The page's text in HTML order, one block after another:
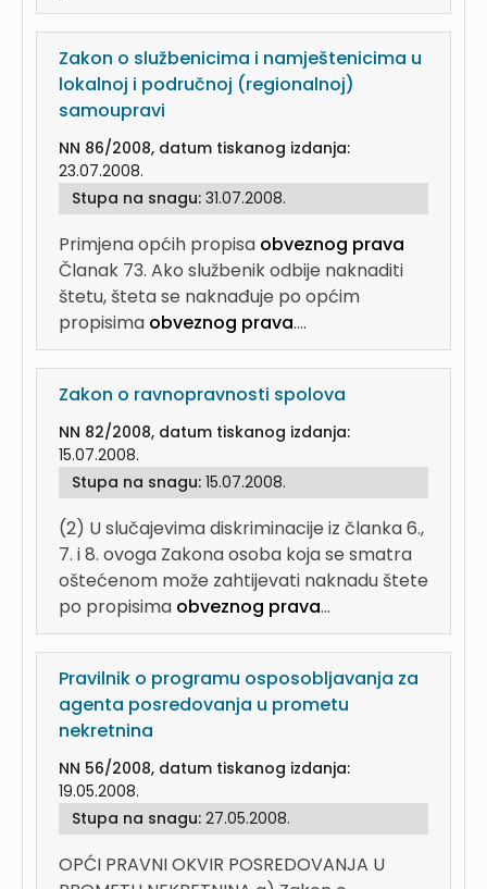
Zakon o službenicima i namještenicima u
lokalnoj i područnoj (regionalnoj)
samoupravi
NN 86/2008, datum tiskanog izdanja:
23.07.2008.
Stupa na snagu: 31.07.2008.
Primjena općih propisa obveznog prava
Članak 73. Ako službenik odbije naknaditi
štetu, šteta se naknađuje po općim
propisima obveznog prava....
Zakon o ravnopravnosti spolova
NN 82/2008, datum tiskanog izdanja:
15.07.2008.
Stupa na snagu: 15.07.2008.
(2) U slučajevima diskriminacije iz članka 6.,
7. i 8. ovoga Zakona osoba koja se smatra
oštećenom može zahtijevati naknadu štete
po propisima obveznog prava...
Pravilnik o programu osposobljavanja za
agenta posredovanja u prometu
nekretnina
NN 56/2008, datum tiskanog izdanja:
19.05.2008.
Stupa na snagu: 27.05.2008.
OPĆI PRAVNI OKVIR POSREDOVANJA U